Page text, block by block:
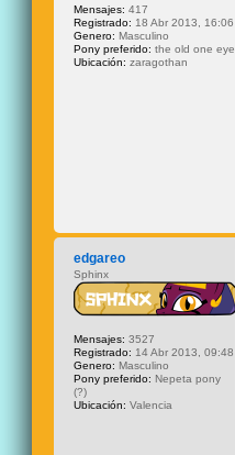
Mensajes: 417
Registrado: 18 Abr 2013, 16:06
Genero: Masculino
Pony preferido: the old one eye
Ubicación: zaragothan
edgareo
Sphinx
Mensajes: 3527
Registrado: 14 Abr 2013, 09:48
Genero: Masculino
Pony preferido: Nepeta pony
(?)
Ubicación: Valencia